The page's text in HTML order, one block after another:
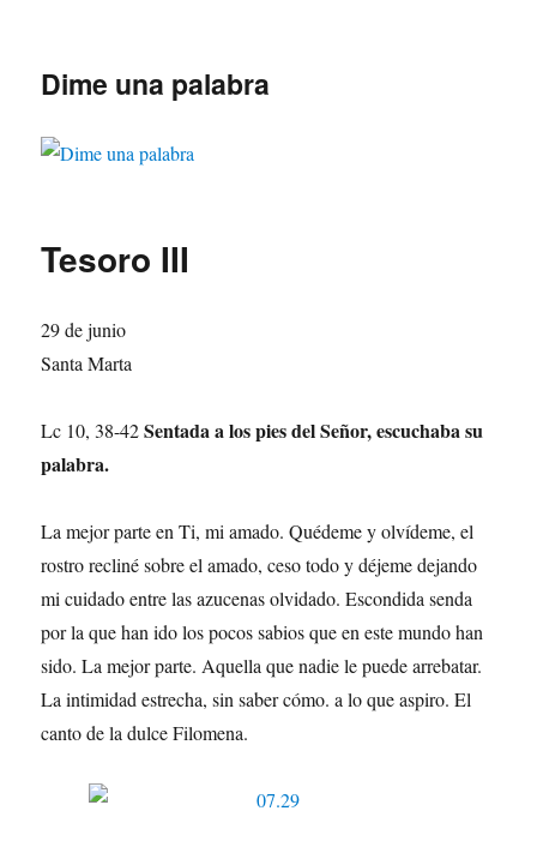
Dime una palabra
Tesoro III
29 de junio
Santa Marta
Lc 10, 38-42Sentada a los pies del Señor, escuchaba su
palabra.
La mejor parte en Ti, mi amado. Quédeme y olvídeme, el
rostro recliné sobre el amado, ceso todo y déjeme dejando
mi cuidado entre las azucenas olvidado. Escondida senda
por la que han ido los pocos sabios que en este mundo han
sido. La mejor parte. Aquella que nadie le puede arrebatar.
La intimidad estrecha, sin saber cómo. a lo que aspiro. El
canto de la dulce Filomena.